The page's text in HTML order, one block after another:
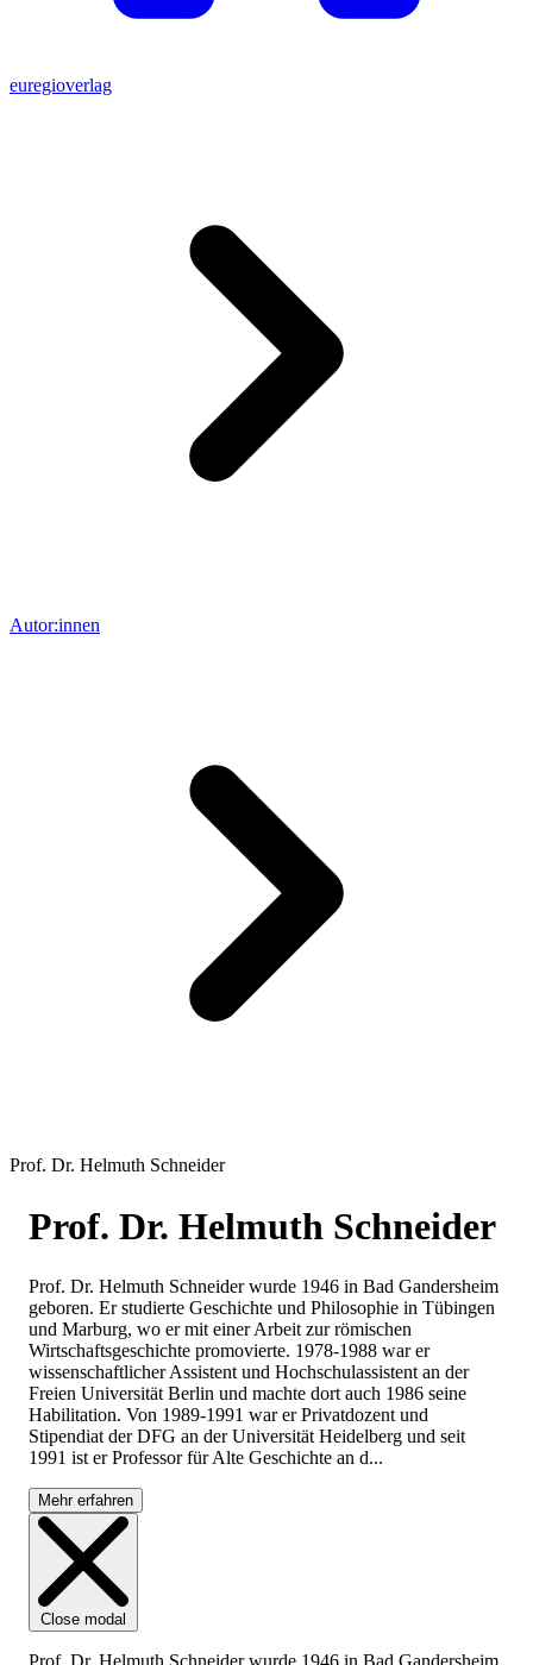
euregioverlag
Autor:innen
Prof. Dr. Helmuth Schneider
Prof. Dr. Helmuth Schneider
Prof. Dr. Helmuth Schneider wurde 1946 in Bad Gandersheim
geboren. Er studierte Geschichte und Philosophie in Tübingen
und Marburg, wo er mit einer Arbeit zur römischen
Wirtschaftsgeschichte promovierte. 1978-1988 war er
wissenschaftlicher Assistent und Hochschulassistent an der
Freien Universität Berlin und machte dort auch 1986 seine
Habilitation. Von 1989-1991 war er Privatdozent und
Stipendiat der DFG an der Universität Heidelberg und seit
1991 ist er Professor für Alte Geschichte an d...
Mehr erfahren
Close modal
Prof. Dr. Helmuth Schneider wurde 1946 in Bad Gandersheim